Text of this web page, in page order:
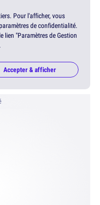
Pour l'afficher, vous
de confidentialité.
lien "Paramètres de Gestion
Accepter & afficher